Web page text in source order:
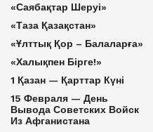
«Саябақтар Шеруі»
«Таза Қазақстан»
«Ұлттық Қор – Балаларға»
«Халықпен Бірге!»
1 Қазан — Қарттар Күні
15 Февраля — День
Вывода Советских Войск
Из Афганистана